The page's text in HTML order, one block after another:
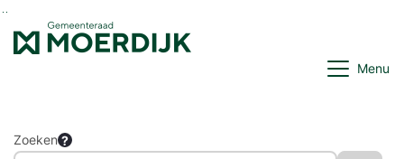
Ga naar de inhoud van deze pagina
Ga naar het zoeken
Ga naar het menu
Menu
Zoeken